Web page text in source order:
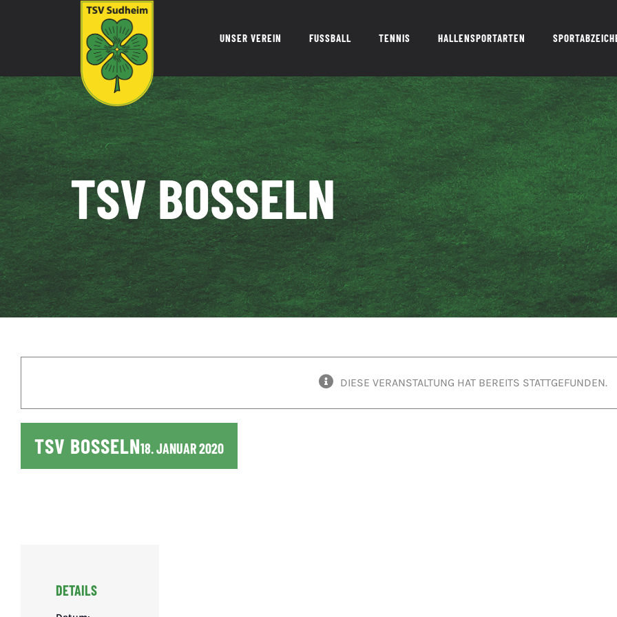
UNSER VEREIN FUSSBALL TENNIS HALLENSPORTARTEN
TSV BOSSELN
DIESE VERANSTALTUNG HAT BEREITS STATTGEFUNDEN.
TSV BOSSELN 18. JANUAR 2020
DETAILS